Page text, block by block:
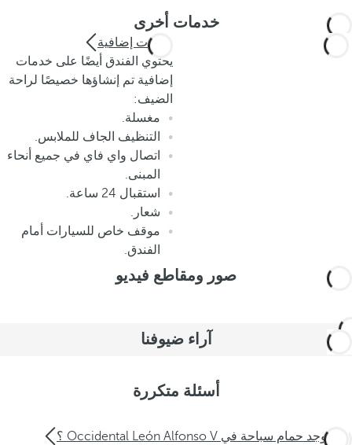
خدمات أخرى
خدمات إضافية
يحتوي الفندق أيضًا على خدمات
إضافية تم إنشاؤها خصيصًا لراحة
الضيف:
مغسلة.
التنظيف الجاف للملابس.
اتصال واي فاي في جميع أنحاء
المبنى.
استقبال 24 ساعة.
شعار.
موقف خاص للسيارات أمام
الفندق.
صور ومقاطع فيديو
آراء ضيوفنا
أسئلة متكررة
هل يوجد حمام سباحة في Occidental León Alfonso V ؟